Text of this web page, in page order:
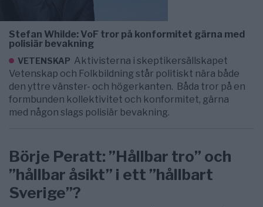
Stefan Whilde: VoF tror på konformitet gärna med
polisiär bevakning
VETENSKAP Aktivisterna i skeptikersällskapet
Vetenskap och Folkbildning står politiskt nära både
den yttre vänster- och högerkanten. Båda tror på en
formbunden kollektivitet och konformitet, gärna
med någon slags polisiär bevakning.
Börje Peratt: ”Hållbar tro” och
”hållbar åsikt” i ett ”hållbart
Sverige”?